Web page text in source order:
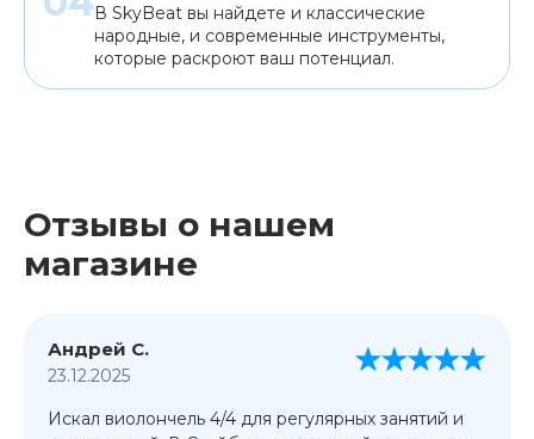
В SkyBeat вы найдете и классические
народные, и современные инструменты,
которые раскроют ваш потенциал.
Отзывы о нашем
магазине
Андрей С.
23.12.2025
Искал виолончель 4/4 для регулярных занятий и